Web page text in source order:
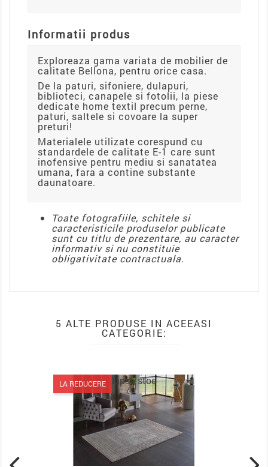
Informatii produs
Exploreaza gama variata de mobilier de
calitate Bellona, pentru orice casa.
De la paturi, sifoniere, dulapuri,
biblioteci, canapele si fotolii, la piese
dedicate home textil precum perne,
paturi, saltele si covoare la super
preturi!
Materialele utilizate corespund cu
standardele de calitate E-1 care sunt
inofensive pentru mediu si sanatatea
umana, fara a contine substante
daunatoare.
Toate fotografiile, schitele si
caracteristicile produselor publicate
sunt cu titlu de prezentare, au caracter
informativ si nu constituie
obligativitate contractuala.
5 ALTE PRODUSE IN ACEEASI
CATEGORIE:
LA REDUCERE Lipsa stoc